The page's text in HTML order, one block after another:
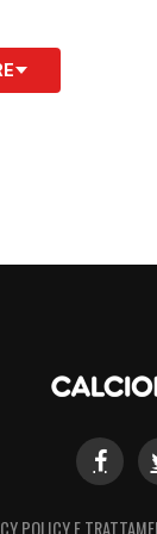
POLICY E